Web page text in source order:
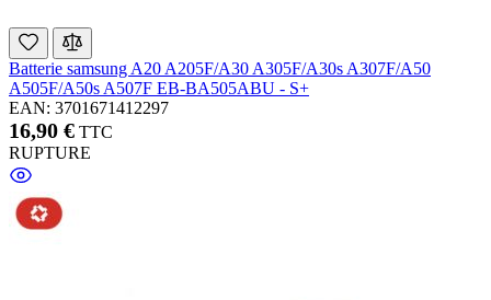
Batterie samsung A20 A205F/A30 A305F/A30s A307F/A50
A505F/A50s A507F EB-BA505ABU - S+
EAN: 3701671412297
16,90 € TTC
RUPTURE